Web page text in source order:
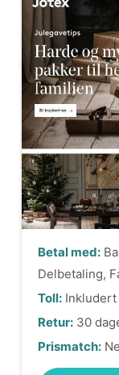
Betal med:
Delbetaling,
Toll:
Retur: 30
Prismatch: